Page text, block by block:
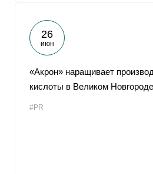
26
июн
«Акрон» наращивает
кислоты в Великом Новгороде
#PR